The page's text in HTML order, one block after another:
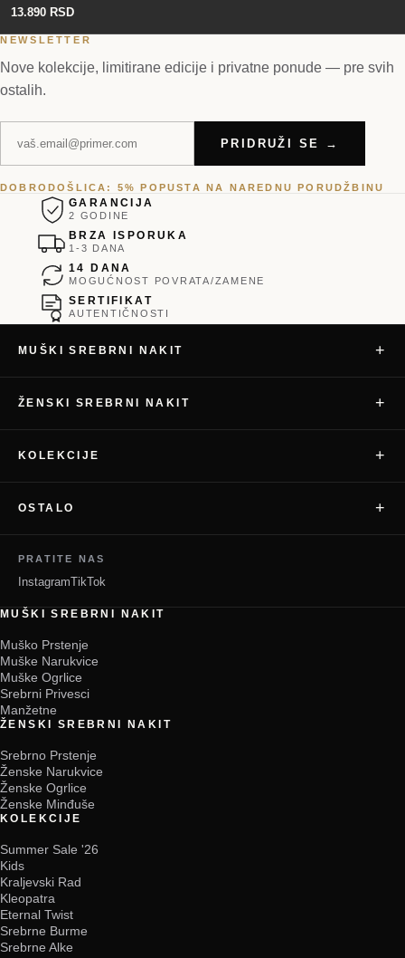
13.890 RSD
NEWSLETTER
Nove kolekcije, limitirane edicije i privatne ponude — pre svih
ostalih.
PRIDRUŽI SE →
DOBRODOŠLICA: 5% POPUSTA NA NAREDNU PORUDŽBINU
GARANCIJA
2 GODINE
BRZA ISPORUKA
1-3 DANA
14 DANA
MOGUĆNOST POVRATA/ZAMENE
SERTIFIKAT
AUTENTIČNOSTI
MUŠKI SREBRNI NAKIT +
ŽENSKI SREBRNI NAKIT +
KOLEKCIJE +
OSTALO +
PRATITE NAS
InstagramTikTok
MUŠKI SREBRNI NAKIT
Muško Prstenje
Muške Narukvice
Muške Ogrlice
Srebrni Privesci
Manžetne
ŽENSKI SREBRNI NAKIT
Srebrno Prstenje
Ženske Narukvice
Ženske Ogrlice
Ženske Minđuše
KOLEKCIJE
Summer Sale '26
Kids
Kraljevski Rad
Kleopatra
Eternal Twist
Srebrne Burme
Srebrne Alke